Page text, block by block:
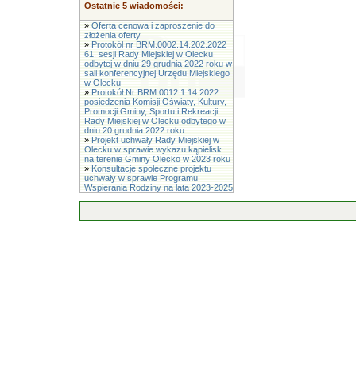
Ostatnie 5 wiadomości:
» Oferta cenowa i zaproszenie do
złożenia oferty
» Protokół nr BRM.0002.14.202.2022
61. sesji Rady Miejskiej w Olecku
odbytej w dniu 29 grudnia 2022 roku w
sali konferencyjnej Urzędu Miejskiego
w Olecku
» Protokół Nr BRM.0012.1.14.2022
posiedzenia Komisji Oświaty, Kultury,
Promocji Gminy, Sportu i Rekreacji
Rady Miejskiej w Olecku odbytego w
dniu 20 grudnia 2022 roku
» Projekt uchwały Rady Miejskiej w
Olecku w sprawie wykazu kąpielisk
na terenie Gminy Olecko w 2023 roku
» Konsultacje społeczne projektu
uchwały w sprawie Programu
Wspierania Rodziny na lata 2023-2025